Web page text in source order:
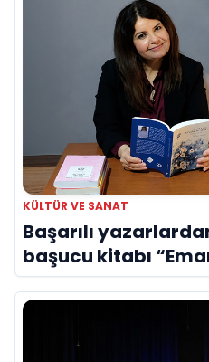
KÜLTÜR VE SANAT
Başarılı
başucu kitabı
yerini aldı